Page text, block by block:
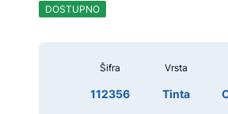
DOSTUPNO
Šifra
112356
Vrsta
Tinta